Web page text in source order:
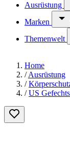
Ausrüstung
Marken
Themenwelt
Home
/ Ausrüstung
/
/ US